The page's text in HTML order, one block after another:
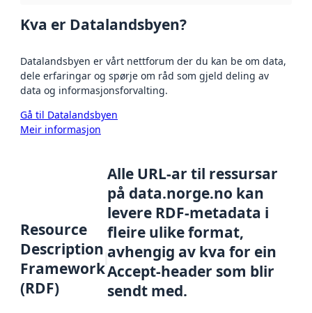
Kva er Datalandsbyen?
Datalandsbyen er vårt nettforum der du kan be om data,
dele erfaringar og spørje om råd som gjeld deling av
data og informasjonsforvalting.
Gå til Datalandsbyen
Meir informasjon
Resource
Description
Framework
(RDF)
Alle URL-ar til ressursar
på data.norge.no kan
levere RDF-metadata i
fleire ulike format,
avhengig av kva for ein
Accept-header som blir
sendt med.